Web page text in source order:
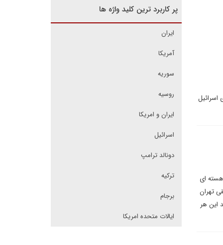
اسرائیل
هسته ای
تهران
این هر
پر کاربرد ترین کلید واژه ها
ایران
آمریکا
سوریه
روسیه
ایران و امریکا
اسرائیل
دونالد ترامپ
ترکیه
برجام
ایالات متحده امریکا